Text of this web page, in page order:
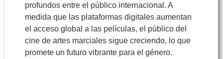
profundos entre el público internacional. A
medida que las plataformas digitales aumentan
el acceso global a las películas, el público del
cine de artes marciales sigue creciendo, lo que
promete un futuro vibrante para el género.